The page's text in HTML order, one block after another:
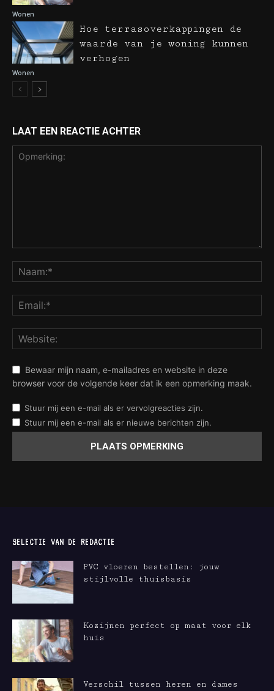
Wonen
Wonen
Hoe terrasoverkappingen de
waarde van je woning kunnen
verhogen
LAAT EEN REACTIE ACHTER
Bewaar mijn naam, e-mailadres en website in deze
browser voor de volgende keer dat ik een opmerking maak.
Stuur mij een e-mail als er vervolgreacties zijn.
Stuur mij een e-mail als er nieuwe berichten zijn.
SELECTIE VAN DE REDACTIE
PVC vloeren bestellen: jouw
stijlvolle thuisbasis
Kozijnen perfect op maat voor elk
huis
Verschil tussen heren en dames